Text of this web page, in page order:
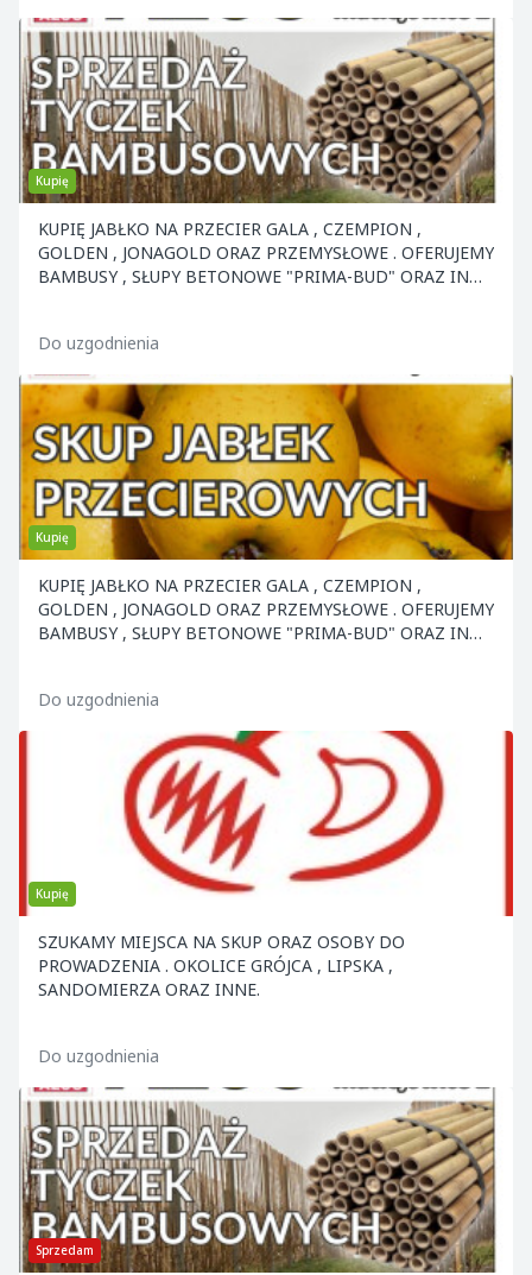
Kupię
KUPIĘ JABŁKO NA PRZECIER GALA , CZEMPION ,
GOLDEN , JONAGOLD ORAZ PRZEMYSŁOWE . OFERUJEMY
BAMBUSY , SŁUPY BETONOWE "PRIMA-BUD" ORAZ INNE
Do uzgodnienia
Kupię
KUPIĘ JABŁKO NA PRZECIER GALA , CZEMPION ,
GOLDEN , JONAGOLD ORAZ PRZEMYSŁOWE . OFERUJEMY
BAMBUSY , SŁUPY BETONOWE "PRIMA-BUD" ORAZ INNE
Do uzgodnienia
Kupię
SZUKAMY MIEJSCA NA SKUP ORAZ OSOBY DO
PROWADZENIA . OKOLICE GRÓJCA , LIPSKA ,
SANDOMIERZA ORAZ INNE.
Do uzgodnienia
Sprzedam